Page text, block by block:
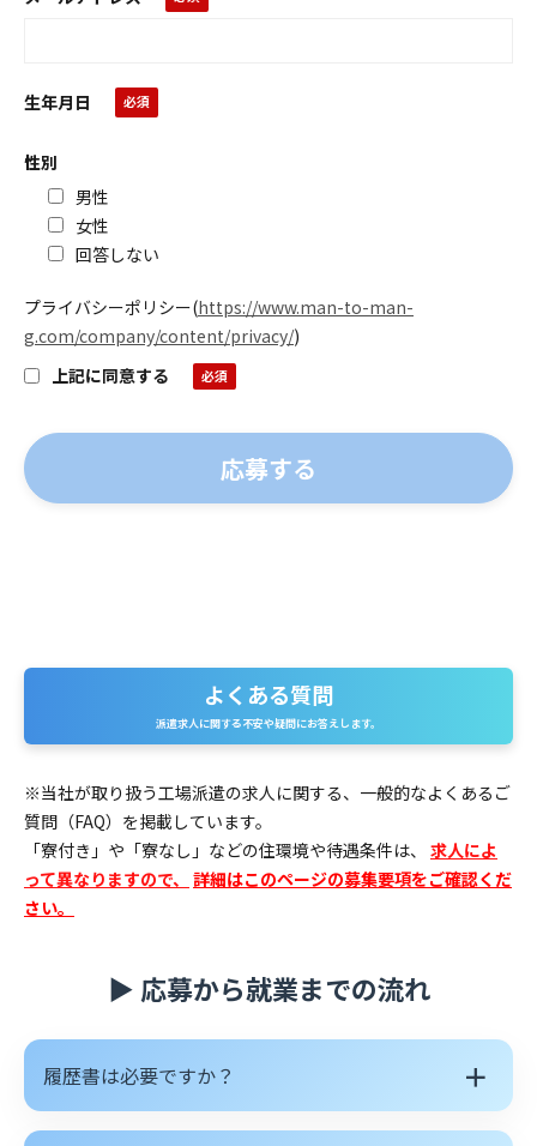
生年月日
性別
男性
女性
回答しない
プライバシーポリシー(https://www.man-to-man-
g.com/company/content/privacy/)
上記に同意する
よくある質問
派遣求人に関する不安や疑問にお答えします。
※当社が取り扱う工場派遣の求人に関する、一般的なよくあるご
質問（FAQ）を掲載しています。
「寮付き」や「寮なし」などの住環境や待遇条件は、 求人によ
って異なりますので、 詳細はこのページの募集要項をご確認くだ
さい。
▶ 応募から就業までの流れ
履歴書は必要ですか？ ＋